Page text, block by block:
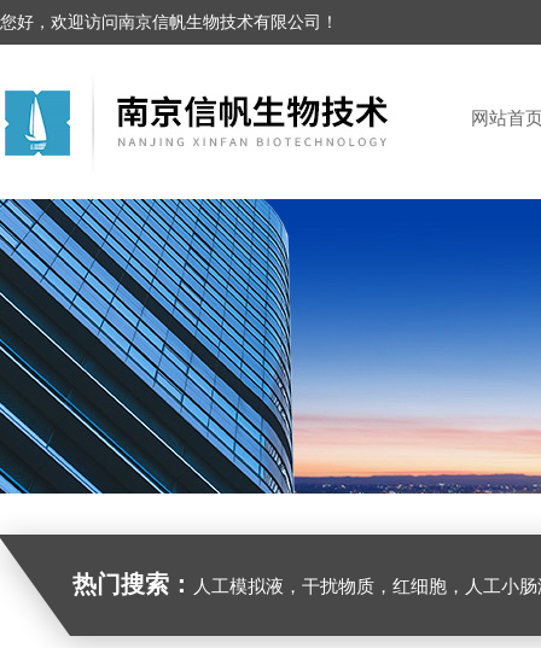
您好，欢迎访问南京信帆生物技术有限公司！
网站首
热门搜索： 人工模拟液，干扰物质，红细胞，人工小